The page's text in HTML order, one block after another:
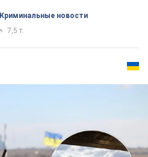
Криминальные новости
7,5 т.